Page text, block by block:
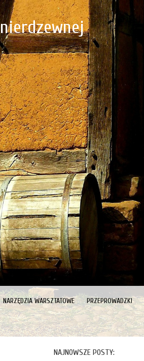
NARZĘDZIA WARSZTATOWE PRZEPROWADZKI
NAJNOWSZE POSTY: